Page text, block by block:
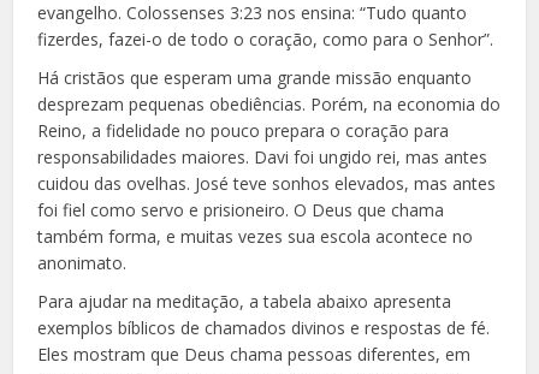
evangelho. Colossenses 3:23 nos ensina: “Tudo quanto
fizerdes, fazei-o de todo o coração, como para o Senhor”.
Há cristãos que esperam uma grande missão enquanto
desprezam pequenas obediências. Porém, na economia do
Reino, a fidelidade no pouco prepara o coração para
responsabilidades maiores. Davi foi ungido rei, mas antes
cuidou das ovelhas. José teve sonhos elevados, mas antes
foi fiel como servo e prisioneiro. O Deus que chama
também forma, e muitas vezes sua escola acontece no
anonimato.
Para ajudar na meditação, a tabela abaixo apresenta
exemplos bíblicos de chamados divinos e respostas de fé.
Eles mostram que Deus chama pessoas diferentes, em